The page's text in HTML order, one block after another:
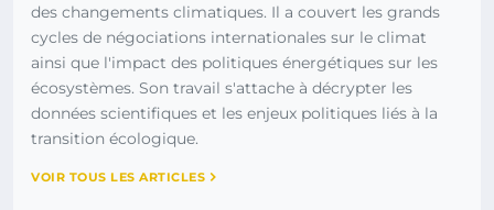
des changements climatiques. Il a couvert les grands
cycles de négociations internationales sur le climat
ainsi que l'impact des politiques énergétiques sur les
écosystèmes. Son travail s'attache à décrypter les
données scientifiques et les enjeux politiques liés à la
transition écologique.
VOIR TOUS LES ARTICLES